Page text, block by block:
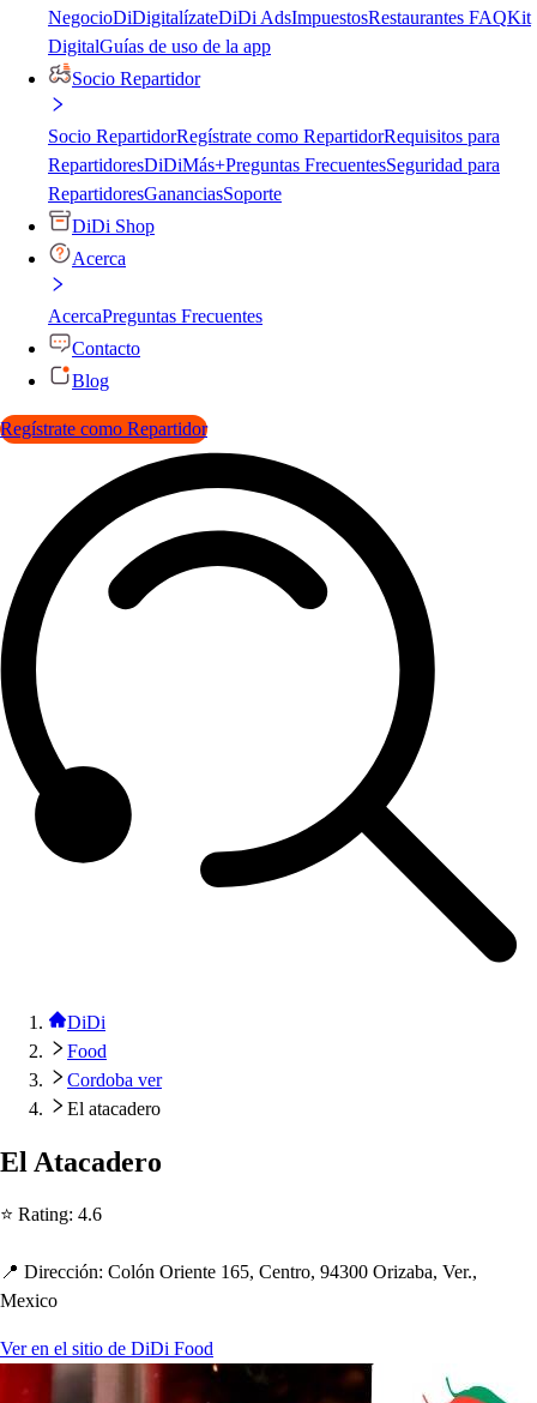
NegocioDiDigitalízateDiDi AdsImpuestosRestaurantes FAQKit
DigitalGuías de uso de la app
Socio Repartidor
Socio RepartidorRegístrate como RepartidorRequisitos para
RepartidoresDiDiMás+Preguntas FrecuentesSeguridad para
RepartidoresGananciasSoporte
DiDi Shop
Acerca
AcercaPreguntas Frecuentes
Contacto
Blog
Regístrate como Repartidor
DiDi
Food
Cordoba ver
El atacadero
El Atacadero
⭐ Rating: 4.6
📍 Dirección: Colón Oriente 165, Centro, 94300 Orizaba, Ver.,
Mexico
Ver en el sitio de DiDi Food